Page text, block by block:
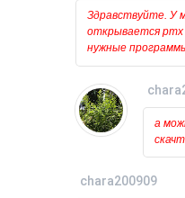
Здравствуйте. У
открывается pmx
нужные
установлены и
то ничего вообще
происходит, лишь
какое то время
загрузка. Может у
нибудь была
а
chara200909